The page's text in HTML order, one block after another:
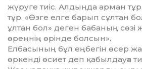
жү­руге тиіс. Алдыңда арман
тұр. «Өзге елге ба­рып сұлтан
ұлтан бол» деген бабаның сөзі
өреңнің өрін­де болсын».
Елбасының бұл еңбегін өсер
өркенді өсиет деп қабылдауға